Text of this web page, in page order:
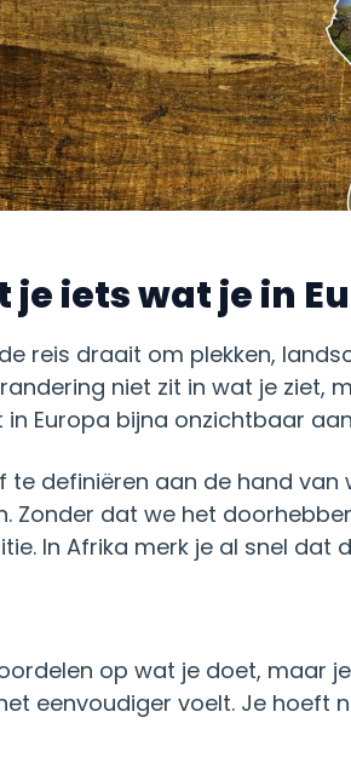
je iets wat je in
reis draait om plekken,
niet zit in wat je ziet,
Europa bijna onzichtbaar
te definiëren aan de hand
Zonder dat we het
In Afrika merk je al snel dat
op wat je doet, maar
eenvoudiger voelt. Je hoeft